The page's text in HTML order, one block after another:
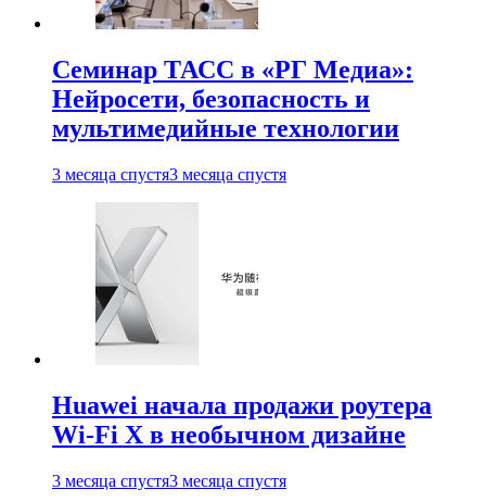
Семинар ТАСС в «РГ Медиа»:
Нейросети, безопасность и
мультимедийные технологии
3 месяца спустя3 месяца спустя
Huawei начала продажи роутера
Wi-Fi X в необычном дизайне
3 месяца спустя3 месяца спустя